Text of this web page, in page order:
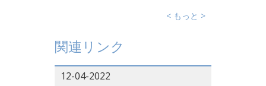
< もっと >
関連リンク
12-04-2022